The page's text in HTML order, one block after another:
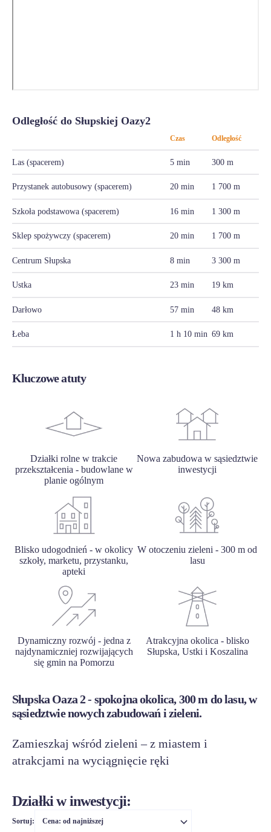
Odległość do Słupskiej Oazy2
Czas Odległość
Las (spacerem) 5 min 300 m
Przystanek autobusowy (spacerem) 20 min 1 700 m
Szkoła podstawowa (spacerem) 16 min 1 300 m
Sklep spożywczy (spacerem) 20 min 1 700 m
Centrum Słupska 8 min 3 300 m
Ustka 23 min 19 km
Darłowo 57 min 48 km
Łeba 1 h 10 min 69 km
Kluczowe atuty
Działki rolne w trakcie
przekształcenia - budowlane w
planie ogólnym
Nowa zabudowa w sąsiedztwie
inwestycji
Blisko udogodnień - w okolicy
szkoły, marketu, przystanku,
apteki
W otoczeniu zieleni - 300 m od
lasu
Dynamiczny rozwój - jedna z
najdynamiczniej rozwijających
się gmin na Pomorzu
Atrakcyjna okolica - blisko
Słupska, Ustki i Koszalina
Słupska Oaza 2 - spokojna okolica, 300 m do lasu, w
sąsiedztwie nowych zabudowań i zieleni.
Zamieszkaj wśród zieleni – z miastem i
atrakcjami na wyciągnięcie ręki
Działki w inwestycji:
Sortuj: Cena: od najniższej